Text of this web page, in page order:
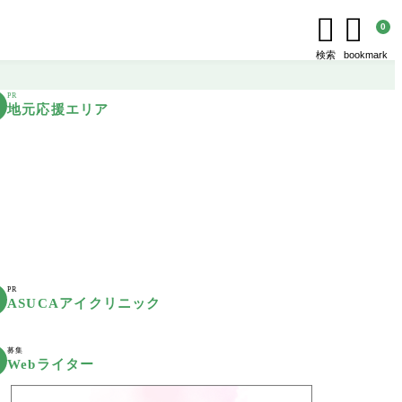

検索
 0
bookmark
PR
地元応援エリア
PR
ASUCAアイクリニック
募集
Webライター